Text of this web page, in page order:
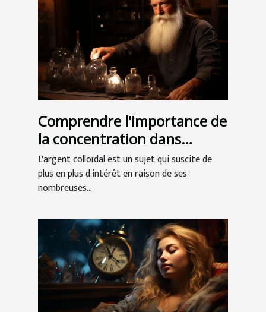
Comprendre l'importance de
la concentration dans
l'argent colloïdal
L'argent colloïdal est un sujet qui suscite de
plus en plus d'intérêt en raison de ses
nombreuses...